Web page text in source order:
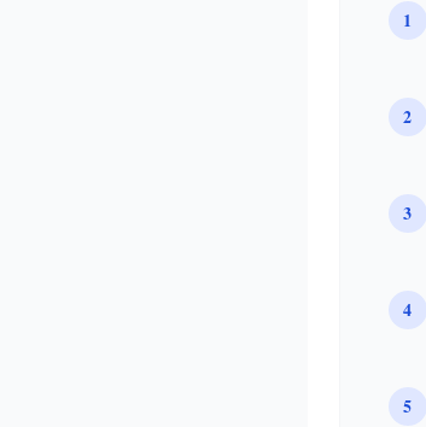
1
2
3
4
5